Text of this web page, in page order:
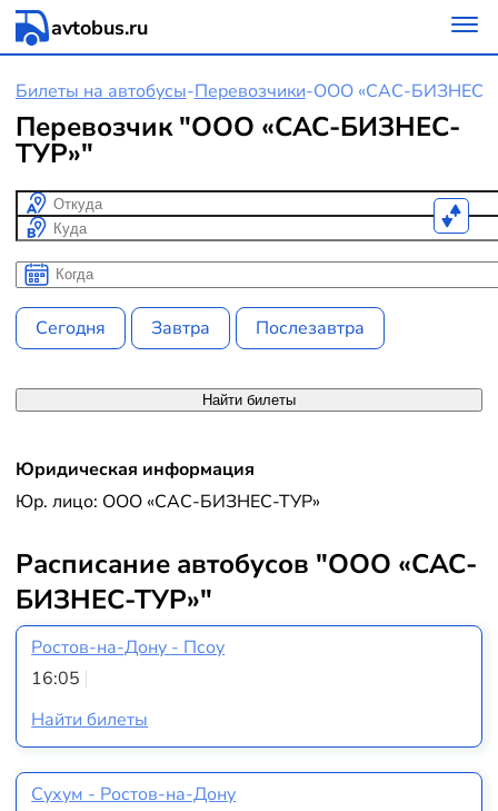
avtobus.ru
Билеты на автобусы-Перевозчики-ООО «САС-БИЗНЕС-
Перевозчик "ООО «САС-БИЗНЕС-
ТУР»"
Откуда
Куда
Когда
Когда
Сегодня Завтра Послезавтра
Найти билеты
Юридическая информация
Юр. лицо: ООО «САС-БИЗНЕС-ТУР»
Расписание автобусов "ООО «САС-
БИЗНЕС-ТУР»"
Ростов-на-Дону - Псоу
16:05
Найти билеты
Сухум - Ростов-на-Дону